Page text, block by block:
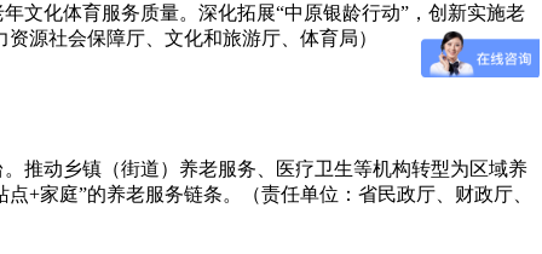
文化体育服务质量。深化拓展“中原银龄行动”，创新实施老
源社会保障厅、文化和旅游厅、体育局）
推动乡镇（街道）养老服务、医疗卫生等机构转型为区域养
+家庭”的养老服务链条。（责任单位：省民政厅、财政厅、